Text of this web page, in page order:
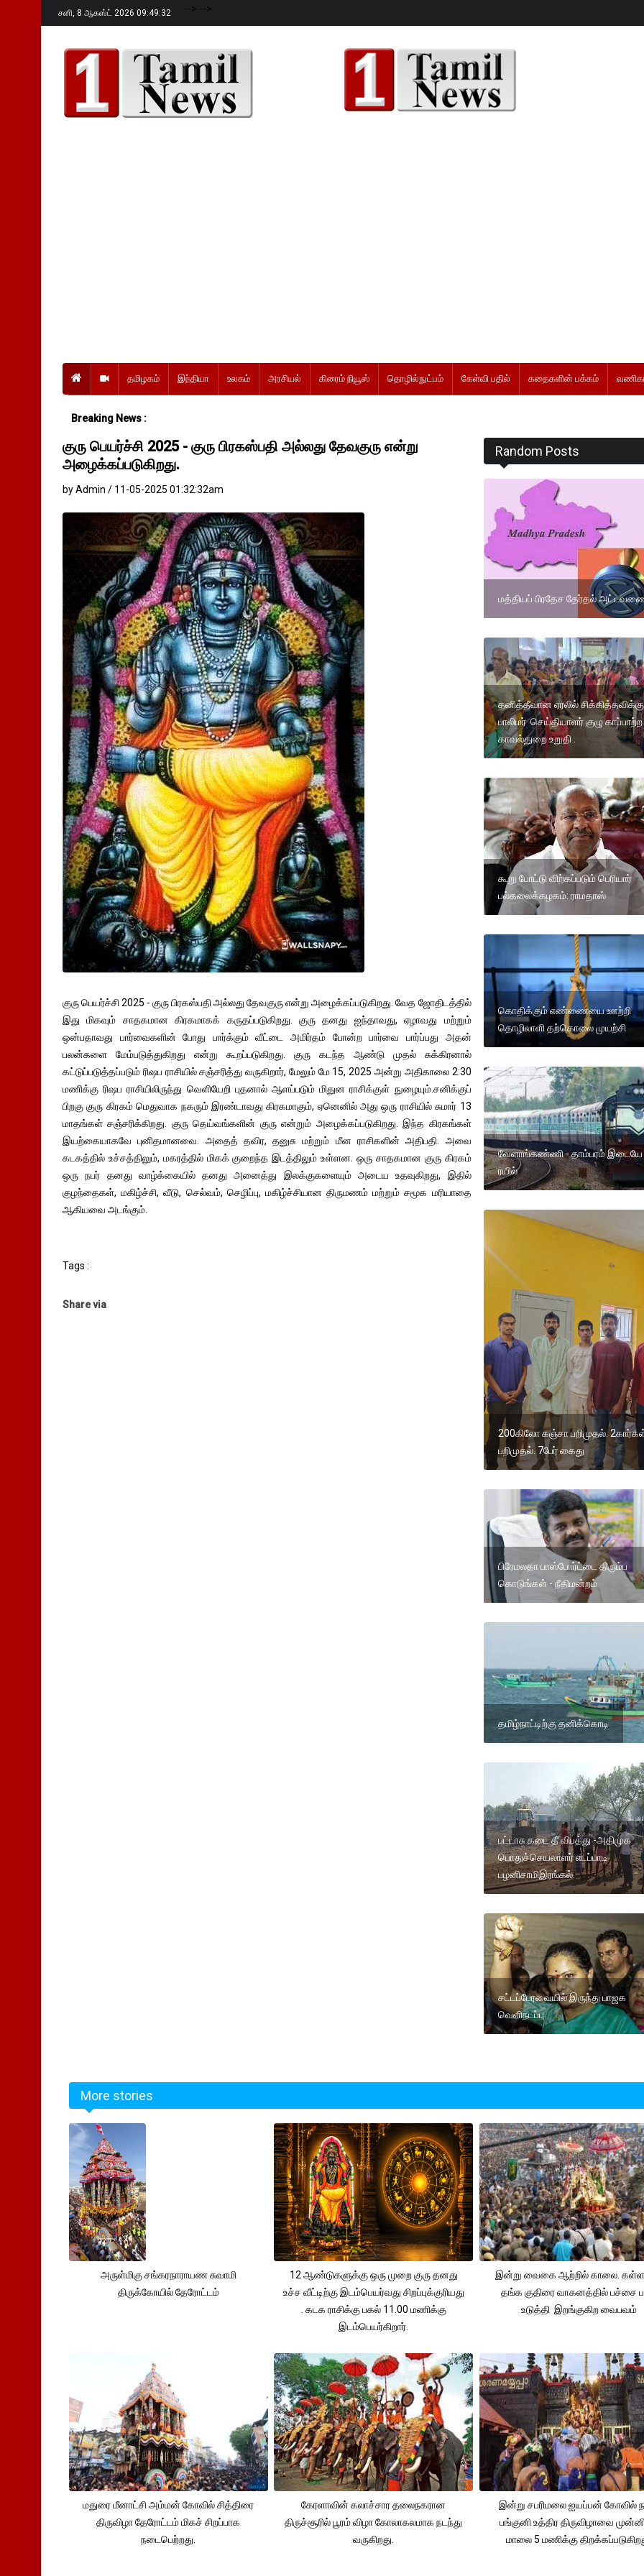
சனி, 8 ஆகஸ்ட் 2026 09:49:34 --> -->
தமிழகம் இந்தியா உலகம் அரசியல் கிரைம் நியூஸ் தொழில்நுட்பம் கேள்வி பதில் கதைகளின் பக்கம்
Breaking News :
குரு பெயர்ச்சி 2025 - குரு பிரகஸ்பதி அல்லது தேவகுரு என்று
அழைக்கப்படுகிறது.
by Admin / 11-05-2025 01:32:32am
குரு பெயர்ச்சி 2025 - குரு பிரகஸ்பதி அல்லது தேவகுரு என்று அழைக்கப்படுகிறது. வேத ஜோதிடத்தில்
இது மிகவும் சாதகமான கிரகமாகக் கருதப்படுகிறது. குரு தனது ஐந்தாவது, ஏழாவது மற்றும்
ஒன்பதாவது பார்வைகளின் போது பார்க்கும் வீட்டை அமிர்தம் போன்ற பார்வை பார்ப்பது அதன்
பலன்களை மேம்படுத்துகிறது என்று கூறப்படுகிறது. குரு கடந்த ஆண்டு முதல் சுக்கிரனால்
கட்டுப்படுத்தப்படும் ரிஷப ராசியில் சஞ்சரித்து வருகிறார், மேலும் மே 15, 2025 அன்று அதிகாலை 2:30
மணிக்கு ரிஷப ராசியிலிருந்து வெளியேறி புதனால் ஆளப்படும் மிதுன ராசிக்குள் நுழையும்.சனிக்குப்
பிறகு குரு கிரகம் மெதுவாக நகரும் இரண்டாவது கிரகமாகும், ஏனெனில் அது ஒரு ராசியில் சுமார் 13
மாதங்கள் சஞ்சரிக்கிறது. குரு தெய்வங்களின் குரு என்றும் அழைக்கப்படுகிறது. இந்த கிரகங்கள்
இயற்கையாகவே புனிதமானவை. அதைத் தவிர, தனுசு மற்றும் மீன ராசிகளின் அதிபதி. அவை
கடகத்தில் உச்சத்திலும், மகரத்தில் மிகக் குறைந்த இடத்திலும் உள்ளன. ஒரு சாதகமான குரு கிரகம்
ஒரு நபர் தனது வாழ்க்கையில் தனது அனைத்து இலக்குகளையும் அடைய உதவுகிறது, இதில்
குழந்தைகள், மகிழ்ச்சி, வீடு, செல்வம், செழிப்பு, மகிழ்ச்சியான திருமணம் மற்றும் சமூக மரியாதை
ஆகியவை அடங்கும்.
Tags :
Share via
Random Posts
மத்தியப் பிரதேச தேர்தல்
தனித்தீவான ஏரலில்
பாலிமர் செய்தியாளர் குழு காப்பாற்ற
காவல்துறை உறுதி .
கூறு போட்டு விற்கப்படும் பெரியார்
பல்கலைக்கழகம்: ராமதாஸ்
கொதிக்கும் எண்ணையை ஊற்றி
தொழிலாளி தற்கொலை முயற்சி
வேளாங்கண்ணி - தாம்பரம் இடையே
ரயில்
200கிலோ கஞ்சா பறிமுதல்.
பறிமுதல். 7பேர் கைது
பிரேமலதா பாஸ்போர்ட்டை திரும்ப
கொடுங்கள் - நீதிமன்றம்
தமிழ்நாட்டிற்கு தனிக்கொடி
பட்டாசு கடை தீ விபத்து -அதிமுக
பொதுச்செயலாளர் எடப்பாடி
பழனிசாமிஇரங்கல்.
சட்டப்பேரவையில் இருந்து பாஜக
வெளிநடப்பு
More stories
அருள்மிகு சங்கரநாராயண சுவாமி
திருக்கோயில் தேரோட்டம்
12 ஆண்டுகளுக்கு ஒரு முறை குரு தனது
உச்ச வீட்டிற்கு இடம்பெயர்வது சிறப்புக்குரியது
. கடக ராசிக்கு பகல் 11.00 மணிக்கு
இடம்பெயர்கிறார்.
இன்று வைகை ஆற்றில் காலை.
தங்க குதிரை வாகனத்தில் பச்சை
உடுத்தி இறங்குகிற வைபவம்
மதுரை மீனாட்சி அம்மன் கோவில் சித்திரை
திருவிழா தேரோட்டம் மிகச் சிறப்பாக
நடைபெற்றது.
கேரளாவின் கலாச்சார தலைநகரான
திருச்சூரில் பூரம் விழா கோலாகலமாக நடந்து
வருகிறது.
இன்று சபரிமலை ஐயப்பன் கோவில்
பங்குனி உத்திர திருவிழாவை
மாலை 5 மணிக்கு